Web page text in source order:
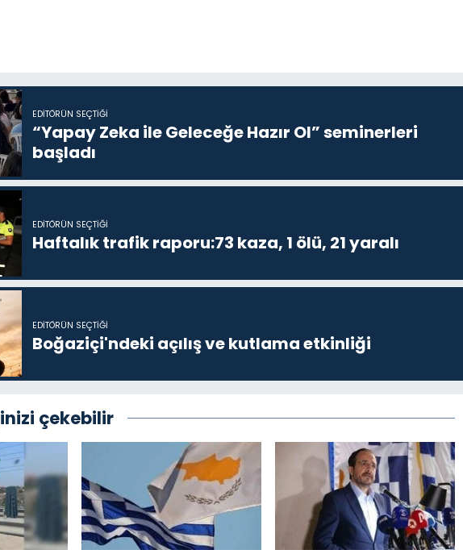
EDITÖRÜN SEÇTIĞI
“Yapay Zeka ile Geleceğe Hazır Ol” seminerleri
başladı
EDITÖRÜN SEÇTIĞI
Haftalık trafik raporu:73 kaza, 1 ölü, 21 yaralı
EDITÖRÜN SEÇTIĞI
Boğaziçi'ndeki açılış ve kutlama etkinliği
çekebilir